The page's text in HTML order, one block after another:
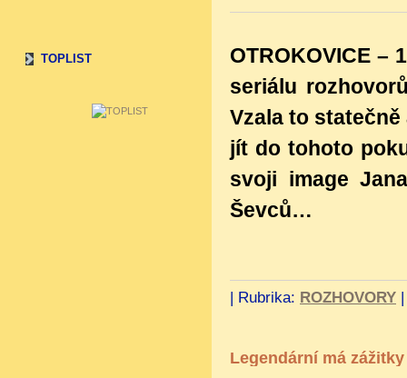
TOPLIST
OTROKOVICE –
seriálu
Vzala to
jít do tohoto
svoji image
Ševců…
| Rubrika: ROZHOVORY
Legendární má